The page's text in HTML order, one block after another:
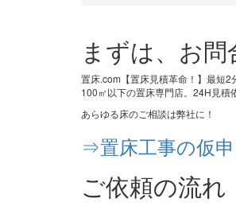
まずは、お問
置床.com【置床見積革命！】最短2
100㎡以下の置床専門店。24H見積
あらゆる床のご相談は弊社に！
⇒置床工事の仮
ご依頼の流れ